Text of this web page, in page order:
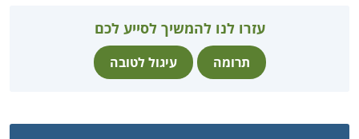
עזרו לנו להמשיך לסייע לכם
תרומה עיגול לטובה